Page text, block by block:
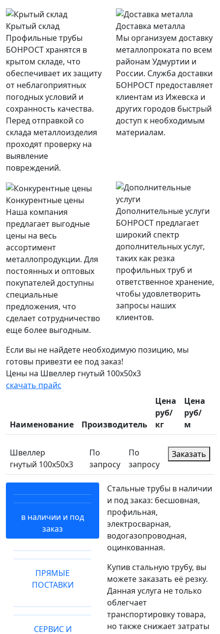
Крытый склад
Профильные трубы
БОНРОСТ хранятся в
крытом складе, что
обеспечивает их защиту
от неблагоприятных
погодных условий и
сохранность качества.
Перед отправкой со
склада металлоизделия
проходят проверку на
выявление
повреждений.
Доставка металла
Мы организуем доставку
металлопроката по всем
районам Удмуртии и
России. Служба доставки
БОНРОСТ предоставляет
клиентам из Ижевска и
других городов быстрый
доступ к необходимым
материалам.
Конкурентные цены
Наша компания
предлагает выгодные
цены на весь
ассортимент
металлопродукции. Для
постоянных и оптовых
покупателей доступны
специальные
предложения, что
сделает сотрудничество
еще более выгодным.
Дополнительные услуги
БОНРОСТ предлагает
широкий спектр
дополнительных услуг,
таких как резка
профильных труб и
ответственное хранение,
чтобы удовлетворить
запросы наших
клиентов.
Если вы не найдете необходимую позицию, мы
готовы привезти ее под заказ!
Цены на Швеллер гнутый 100х50х3
скачать прайс
Наименование Производитель
Цена
руб/
кг
Цена
руб/
м
Швеллер
гнутый 100х50х3
По
запросу
По
запросу
Заказать
в наличии и под
заказ
ПРЯМЫЕ
ПОСТАВКИ
СЕРВИС И
Стальные трубы в наличии
и под заказ: бесшовная,
профильная,
электросварная,
водогазопроводная,
оцинкованная.
Купив стальную трубу, вы
можете заказать её резку.
Данная услуга не только
облегчает
транспортировку товара,
но также снижает затраты